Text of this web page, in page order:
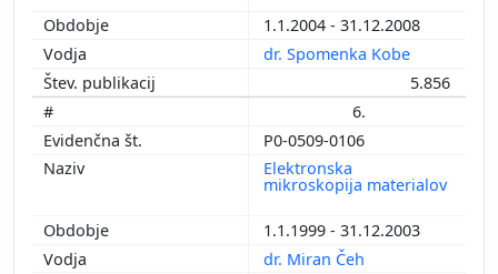
1.1.2004 - 31.12.2008
dr. Spomenka Kobe
5.856
6.
P0-0509-0106
Elektronska
mikroskopija materialov
1.1.1999 - 31.12.2003
dr. Miran Čeh